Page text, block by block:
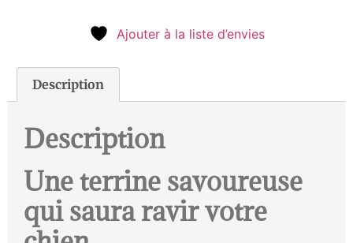
Ajouter à la liste d’envies
Description
Description
Une terrine savoureuse
qui saura ravir votre